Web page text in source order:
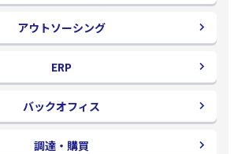
アウトソーシング
ERP
バックオフィス
調達・購買